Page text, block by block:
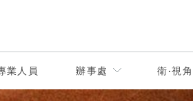
業人員 辦事處 衛·視角